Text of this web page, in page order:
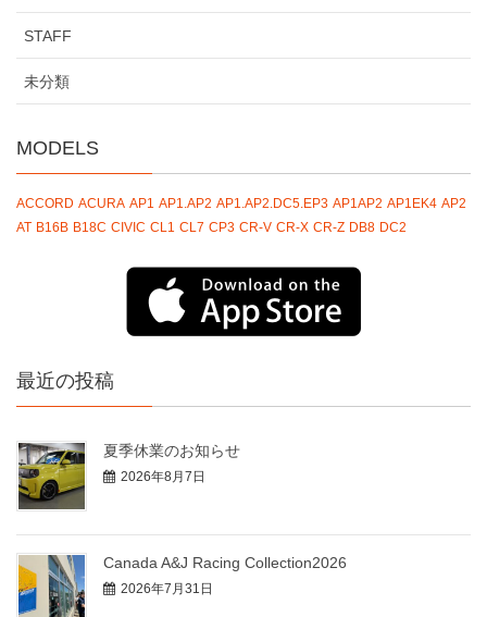
STAFF
未分類
MODELS
ACCORD ACURA AP1 AP1.AP2 AP1.AP2.DC5.EP3 AP1AP2 AP1EK4 AP2
AT B16B B18C CIVIC CL1 CL7 CP3 CR-V CR-X CR-Z DB8 DC2
最近の投稿
夏季休業のお知らせ
2026年8月7日
Canada A&J Racing Collection2026
2026年7月31日